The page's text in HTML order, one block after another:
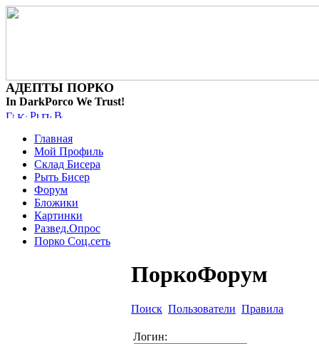
АДЕПТЫ ПОРКО
In DarkPorco We Trust!
Главная
Мой Профиль
Склад Бисера
Рыть Бисер
Форум
Бложики
Картинки
Развед.Опрос
Порко Соц.сеть
ПоркоФорум
Поиск Пользователи Правила
Логин: